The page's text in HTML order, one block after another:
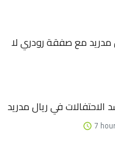
مدريد مع صفقة رودري لا
الاحتفالات في ريال مدريد
7